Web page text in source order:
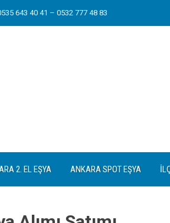
643 40 41 – 0532 777 48 83
2. EL EŞYA ANKARA SPOT EŞYA